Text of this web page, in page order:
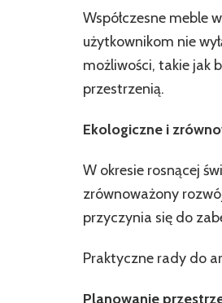
Współczesne meble
użytkownikom nie
możliwości, takie jak
przestrzenią.
Ekologiczne i
W okresie rosnącej
zrównoważony
przyczynia się do
Praktyczne rady do
Planowanie